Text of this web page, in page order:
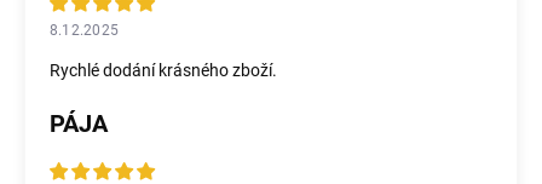
8.12.2025
Rychlé dodání krásného zboží.
PÁJA